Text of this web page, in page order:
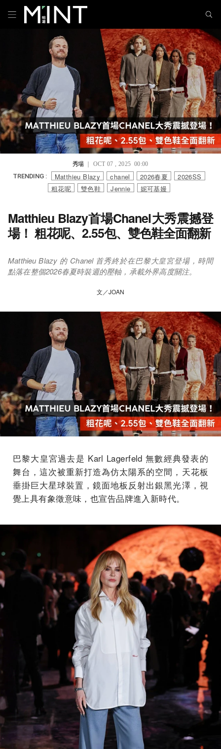
秀場｜ OCT 07 , 2025 00:00
TRENDING : Matthieu Blazy chanel 2026春夏
2026SS
粗花呢
雙色鞋 Jennie 妮可基嫚
Matthieu Blazy首場Chanel大秀震撼登
場！ 粗花呢、2.55包、雙色鞋全面翻新
Matthieu Blazy 的 Chanel 首秀終於在巴黎大皇宮登場，時間
點落在整個2026春夏時裝週的壓軸，承載外界高度關注。
文／JOAN
巴黎大皇宮過去是 Karl Lagerfeld 無數經典發表的
舞台，這次被重新打造為仿太陽系的空間，天花板
垂掛巨大星球裝置，鏡面地板反射出銀黑光澤，視
覺上具有象徵意味，也宣告品牌進入新時代。